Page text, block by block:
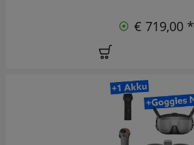
€ 719,00 *